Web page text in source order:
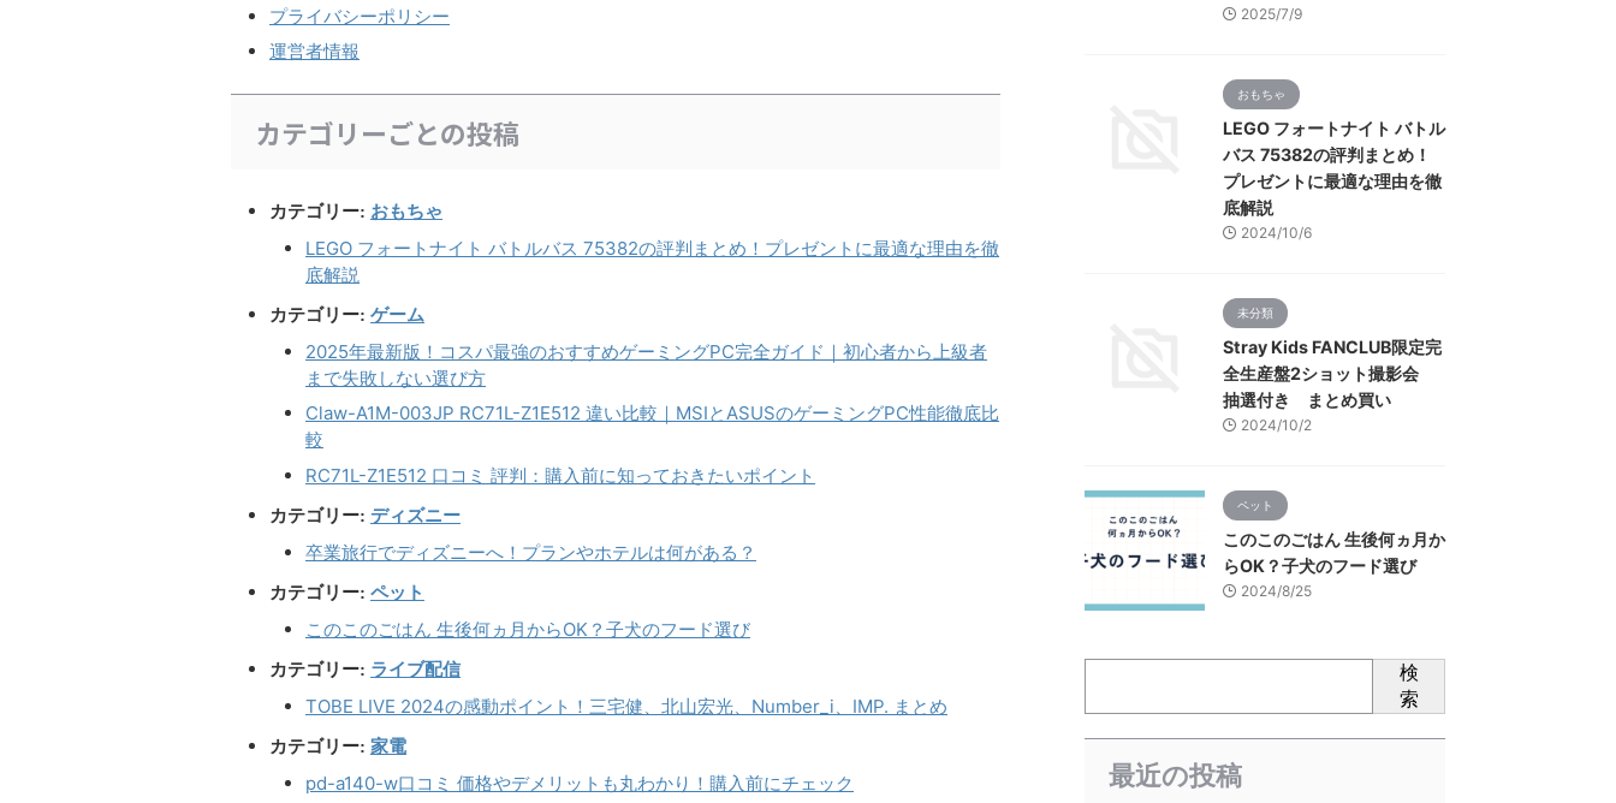
プライバシーポリシー
運営者情報
カテゴリーごとの投稿
カテゴリー: おもちゃ
LEGO フォートナイト バトルバス 75382の評判まとめ！プレゼントに最適な理由を徹
底解説
カテゴリー: ゲーム
2025年最新版！コスパ最強のおすすめゲーミングPC完全ガイド｜初心者から上級者
まで失敗しない選び方
Claw-A1M-003JP RC71L-Z1E512 違い比較｜MSIとASUSのゲーミングPC性能徹底比
較
RC71L-Z1E512 口コミ 評判：購入前に知っておきたいポイント
カテゴリー: ディズニー
卒業旅行でディズニーへ！プランやホテルは何がある？
カテゴリー: ペット
このこのごはん 生後何ヵ月からOK？子犬のフード選び
カテゴリー: ライブ配信
TOBE LIVE 2024の感動ポイント！三宅健、北山宏光、Number_i、IMP. まとめ
カテゴリー: 家電
pd-a140-w口コミ 価格やデメリットも丸わかり！購入前にチェック
2025/7/9
おもちゃ
LEGO フォートナイト バトル
バス 75382の評判まとめ！
プレゼントに最適な理由を徹
底解説
2024/10/6
未分類
Stray Kids FANCLUB限定完
全生産盤2ショット撮影会
抽選付き まとめ買い
2024/10/2
ペット
このこのごはん 生後何ヵ月か
らOK？子犬のフード選び
2024/8/25
検
索
最近の投稿